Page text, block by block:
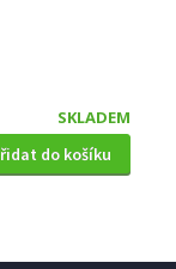
SKLADEM
do košíku